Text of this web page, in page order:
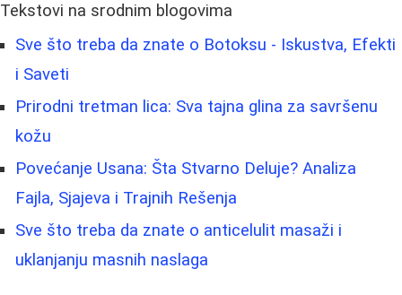
Tekstovi na srodnim blogovima
Sve što treba da znate o Botoksu - Iskustva, Efekti
i Saveti
Prirodni tretman lica: Sva tajna glina za savršenu
kožu
Povećanje Usana: Šta Stvarno Deluje? Analiza
Fajla, Sjajeva i Trajnih Rešenja
Sve što treba da znate o anticelulit masaži i
uklanjanju masnih naslaga